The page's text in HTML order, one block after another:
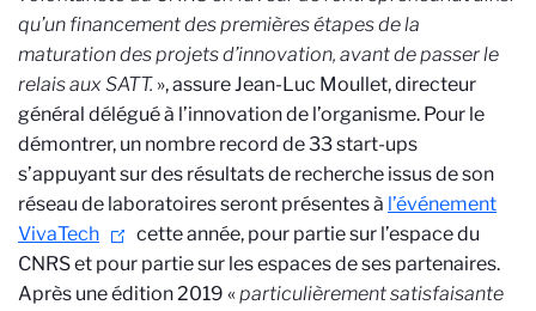
qu’un financement des premières étapes de la
maturation des projets d’innovation, avant de passer le
relais aux SATT. », assure Jean-Luc Moullet, directeur
général délégué à l’innovation de l’organisme. Pour le
démontrer, un nombre record de 33 start-ups
s’appuyant sur des résultats de recherche issus de son
réseau de laboratoires seront présentes à l’événement
VivaTech
cette année, pour partie sur l’espace du
CNRS et pour partie sur les espaces de ses partenaires.
Après une édition 2019 «particulièrement satisfaisante